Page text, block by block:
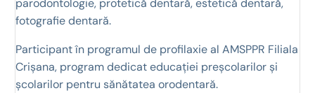
parodontologie, protetică dentară, estetică dentară,
fotografie dentară.
Participant în programul de profilaxie al AMSPPR Filiala
Crișana, program dedicat educației preșcolarilor și
școlarilor pentru sănătatea orodentară.